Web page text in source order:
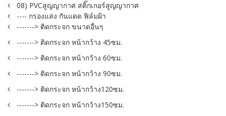
08) PVCสูญญากาศ สติ๊กเกอร์สูญญากาศ
---- กรองแสง กันแดด ฟิล์มฝ้า
-------> ติดกระจก ขนาดอื่นๆ
-------> ติดกระจก หน้ากว้าง 45ซม.
-------> ติดกระจก หน้ากว้าง 60ซม.
-------> ติดกระจก หน้ากว้าง 90ซม.
-------> ติดกระจก หน้ากว้าง120ซม.
-------> ติดกระจก หน้ากว้าง150ซม.